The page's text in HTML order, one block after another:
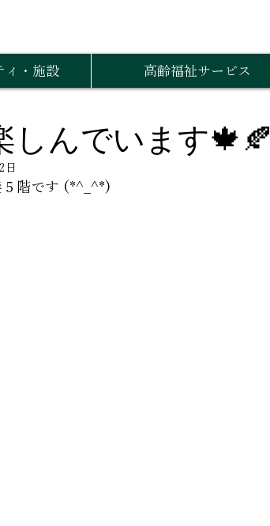
ィ・施設 高齢福祉サービス
しんでいます🍁🍂
日
５階です (*^_^*)